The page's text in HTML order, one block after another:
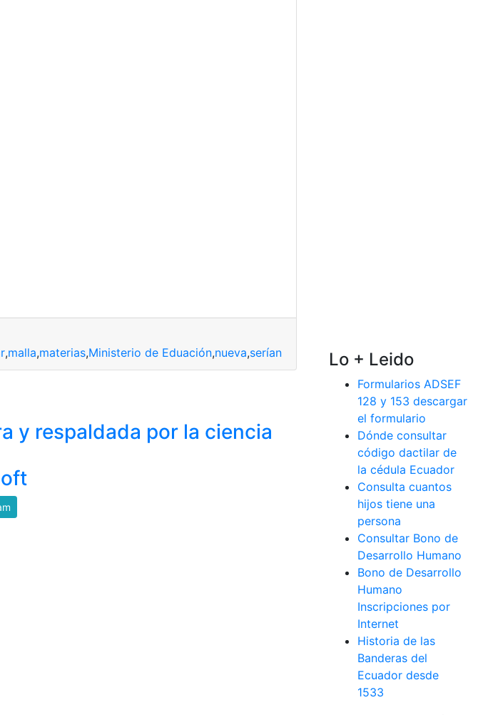
,malla,materias,Ministerio de Eduación,nueva,serían
y respaldada por la ciencia
Lo + Leido
Formularios ADSEF
128 y 153 descargar
el formulario
Dónde consultar
código dactilar de
la cédula Ecuador
Consulta cuantos
hijos tiene una
persona
Consultar Bono de
Desarrollo Humano
Bono de Desarrollo
Humano
Inscripciones por
Internet
Historia de las
Banderas del
Ecuador desde
1533